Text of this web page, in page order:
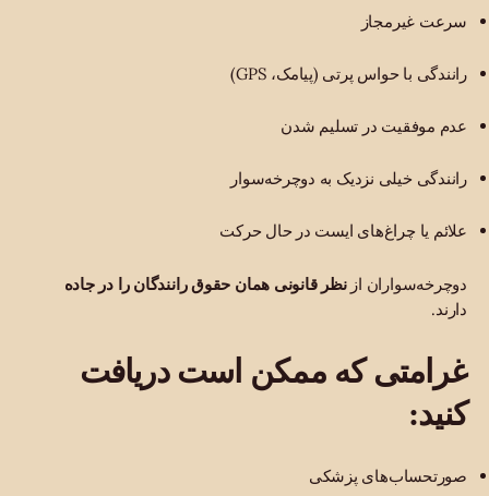
سرعت غیرمجاز
رانندگی با حواس پرتی (پیامک، GPS)
عدم موفقیت در تسلیم شدن
رانندگی خیلی نزدیک به دوچرخه‌سوار
علائم یا چراغ‌های ایست در حال حرکت
دوچرخه‌سواران ازنظر قانونی همان حقوق رانندگان را در جاده
دارند.
غرامتی که ممکن است دریافت
کنید:
صورتحساب‌های پزشکی